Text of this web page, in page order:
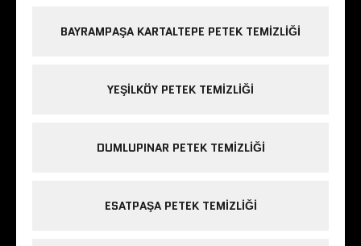
BAYRAMPAŞA KARTALTEPE PETEK TEMIZLIĞI
YEŞILKÖY PETEK TEMIZLIĞI
DUMLUPINAR PETEK TEMIZLIĞI
ESATPAŞA PETEK TEMIZLIĞI